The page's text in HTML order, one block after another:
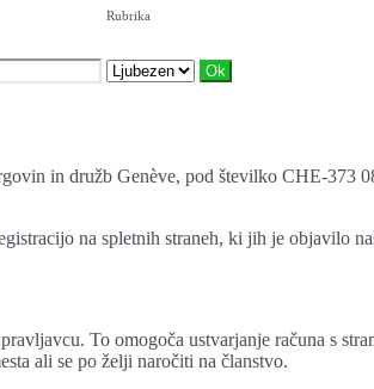
Rubrika
in družb Genève, pod številko CHE-373
na spletnih straneh, ki jih je objavilo
To omogoča ustvarjanje računa s
ali se po želji naročiti na članstvo.